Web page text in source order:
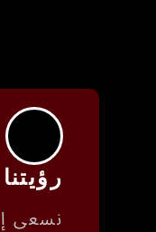
رؤيتنا
نسعى